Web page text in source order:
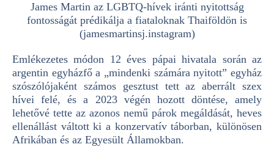
James Martin az LGBTQ-hívek iránti nyitottság
fontosságát prédikálja a fiataloknak Thaiföldön is
(jamesmartinsj.instagram)
Emlékezetes módon 12 éves pápai hivatala során az
argentin egyházfő a „mindenki számára nyitott” egyház
szószólójaként számos gesztust tett az aberrált szex
hívei felé, és a 2023 végén hozott döntése, amely
lehetővé tette az azonos nemű párok megáldását, heves
ellenállást váltott ki a konzervatív táborban, különösen
Afrikában és az Egyesült Államokban.